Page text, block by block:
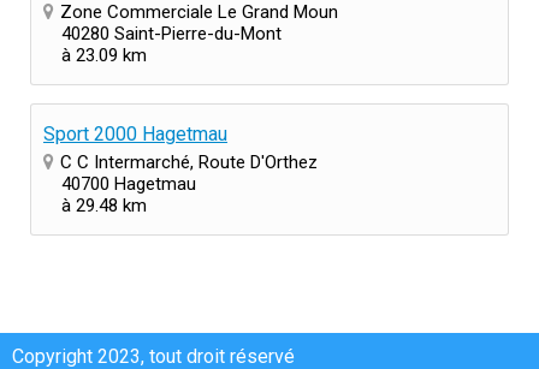
Zone Commerciale Le Grand Moun
40280 Saint-Pierre-du-Mont
à 23.09 km
Sport 2000 Hagetmau
C C Intermarché, Route D'Orthez
40700 Hagetmau
à 29.48 km
Copyright 2023, tout droit réservé